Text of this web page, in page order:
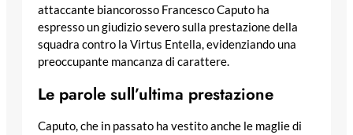
attaccante biancorosso Francesco Caputo ha
espresso un giudizio severo sulla prestazione della
squadra contro la Virtus Entella, evidenziando una
preoccupante mancanza di carattere.
Le parole sull’ultima prestazione
Caputo, che in passato ha vestito anche le maglie di